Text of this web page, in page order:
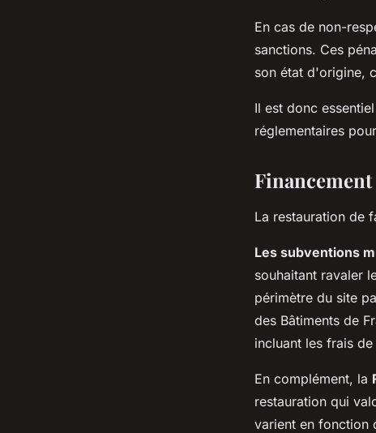
En cas de non-
sanctions. Ces
son état d'origine,
Il est donc
réglementaires
La restauration de
Les subventions
souhaitant ravaler
périmètre du site
des Bâtiments de
incluant les frais
En complément, la
restauration qui
varient en fonction